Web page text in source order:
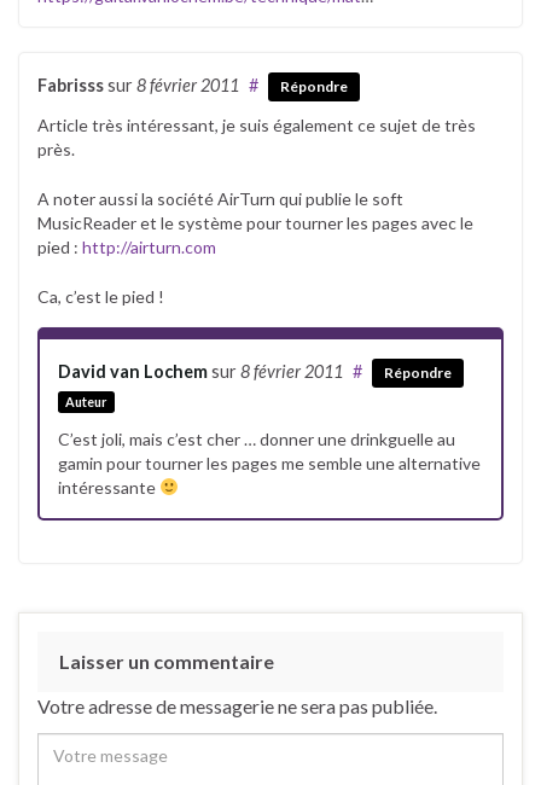
Fabrissssur 8 février 2011 # Répondre
Article très intéressant, je suis également ce sujet de très
près.
A noter aussi la société AirTurn qui publie le soft
MusicReader et le système pour tourner les pages avec le
pied : http://airturn.com
Ca, c’est le pied !
David van Lochemsur 8 février 2011
Auteur
# Répondre
C’est joli, mais c’est cher … donner une drinkguelle au
gamin pour tourner les pages me semble une alternative
intéressante
Laisser un commentaire
Votre adresse de messagerie ne sera pas publiée.